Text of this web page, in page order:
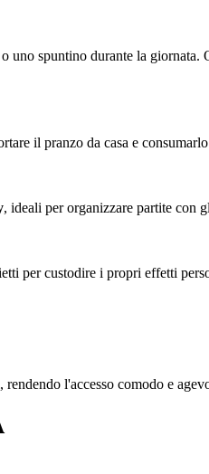
uno spuntino durante la
il pranzo da casa e
, ideali per organizzare partite con
per custodire i propri effetti
l'accesso comodo e